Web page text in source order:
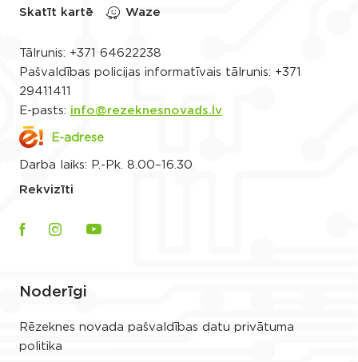
Skatīt kartē
Waze
Tālrunis: +371 64622238
Pašvaldības policijas informatīvais tālrunis: +371
29411411
E-pasts: info@rezeknesnovads.lv
E-adrese
Darba laiks: P.-Pk. 8.00–16.30
Rekvizīti
Noderīgi
Rēzeknes novada pašvaldības datu privātuma
politika